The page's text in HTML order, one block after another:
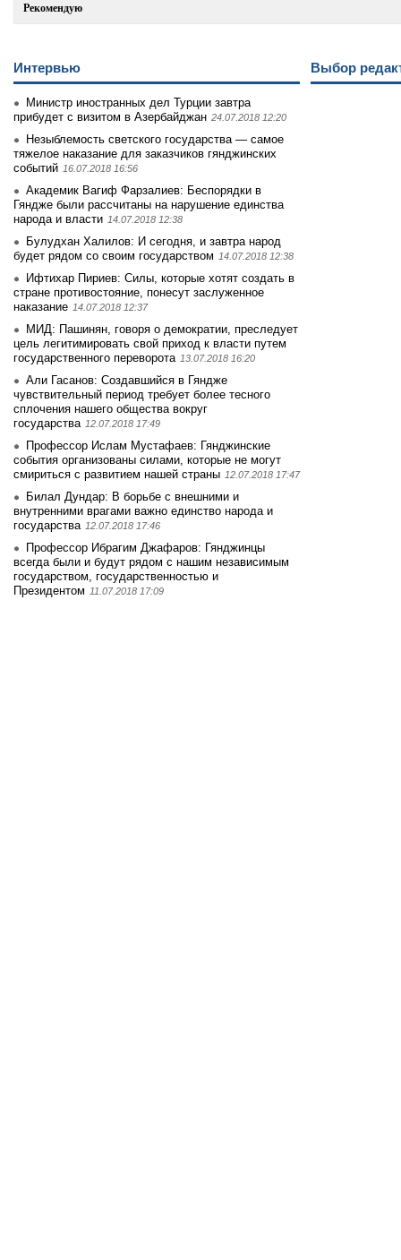
Рекомендую
Интервью
Министр иностранных дел Турции завтра
прибудет с визитом в Азербайджан 24.07.2018 12:20
Незыблемость светского государства — самое
тяжелое наказание для заказчиков гянджинских
событий 16.07.2018 16:56
Академик Вагиф Фарзалиев: Беспорядки в
Гяндже были рассчитаны на нарушение единства
народа и власти 14.07.2018 12:38
Булудхан Халилов: И сегодня, и завтра народ
будет рядом со своим государством 14.07.2018 12:38
Ифтихар Пириев: Силы, которые хотят создать в
стране противостояние, понесут заслуженное
наказание 14.07.2018 12:37
МИД: Пашинян, говоря о демократии, преследует
цель легитимировать свой приход к власти путем
государственного переворота 13.07.2018 16:20
Али Гасанов: Создавшийся в Гяндже
чувствительный период требует более тесного
сплочения нашего общества вокруг
государства 12.07.2018 17:49
Профессор Ислам Мустафаев: Гянджинские
события организованы силами, которые не могут
смириться с развитием нашей страны 12.07.2018 17:47
Билал Дундар: В борьбе с внешними и
внутренними врагами важно единство народа и
государства 12.07.2018 17:46
Профессор Ибрагим Джафаров: Гянджинцы
всегда были и будут рядом с нашим независимым
государством, государственностью и
Президентом 11.07.2018 17:09
Выбор